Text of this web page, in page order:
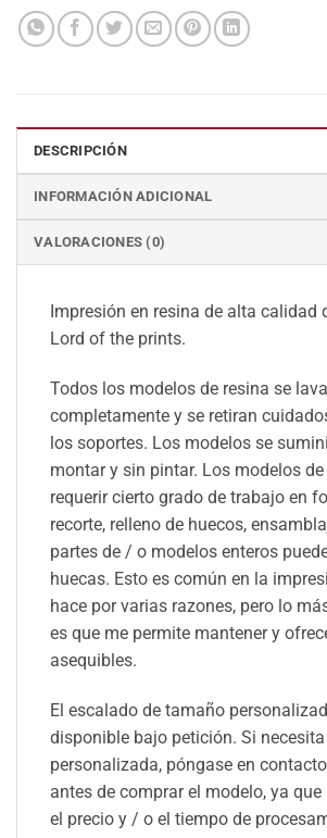
DESCRIPCIÓN
INFORMACIÓN ADICIONAL
VALORACIONES (0)
Impresión en resina de alta calidad
Lord of the prints.
Todos los modelos de resina se
completamente y se retiran
los soportes. Los modelos se
montar y sin pintar. Los modelos
requerir cierto grado de trabajo en
recorte, relleno de huecos,
partes de / o modelos enteros
huecas. Esto es común en la
hace por varias razones, pero lo
es que me permite mantener y
asequibles.
El escalado de tamaño
disponible bajo petición. Si
personalizada, póngase en
antes de comprar el modelo, ya que
el precio y / o el tiempo de